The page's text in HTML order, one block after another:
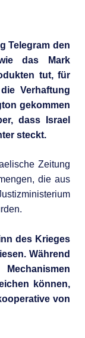
Telegram den
das Mark
tut, für
Verhaftung
gekommen
dass Israel
steckt.
Zeitung
die aus
des Krieges
Während
können,
von